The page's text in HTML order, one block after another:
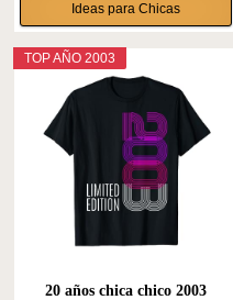
Ideas para Chicas
TOP AÑO 2003
20 años chica chico 2003